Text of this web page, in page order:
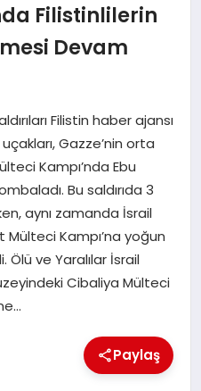
Filistinlilerin
Devam
Filistin haber ajansı
Gazze’nin orta
Kampı’nda Ebu
Bu saldırıda 3
aynı zamanda İsrail
Kampı’na yoğun
Ölü ve Yaralılar İsrail
Cibaliya Mülteci
Paylaş